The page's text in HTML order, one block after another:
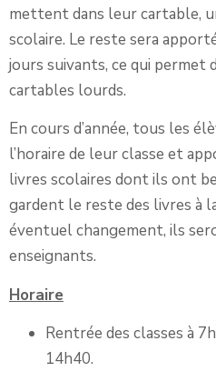
mettent dans leur cartable,
scolaire. Le reste sera
jours suivants, ce qui permet
cartables lourds.
En cours d’année, tous les
l’horaire de leur classe et
livres scolaires dont ils ont
gardent le reste des livres à
éventuel changement, ils
enseignants.
Horaire
Rentrée des classes à
14h40.